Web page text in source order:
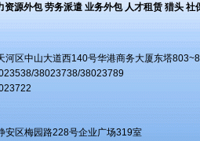
资源外包 劳务派遣 业务外包 人才租赁 猎头 社
河区中山大道西140号华港商务大厦东塔
38023738/38023789
安区梅园路228号企业广场319室